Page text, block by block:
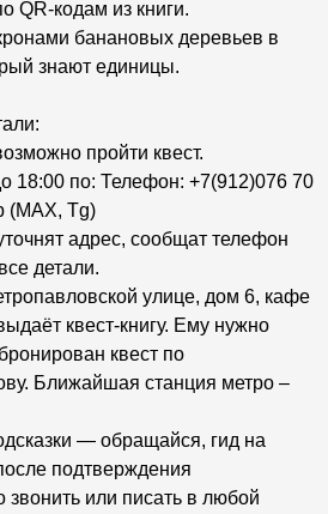
QR-кодам из книги.
банановых деревьев в
знают единицы.
пройти квест.
18:00 по: Телефон: +7(912)076 70
(МАХ, Tg)
адрес, сообщат телефон
детали.
улице, дом 6, кафе
квест-книгу. Ему нужно
квест по
Ближайшая станция метро –
— обращайся, гид на
подтверждения
или писать в любой